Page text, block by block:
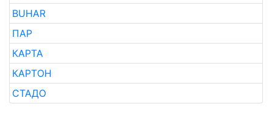
BUHAR
ПАР
КАРТА
КАРТОН
СТАДО